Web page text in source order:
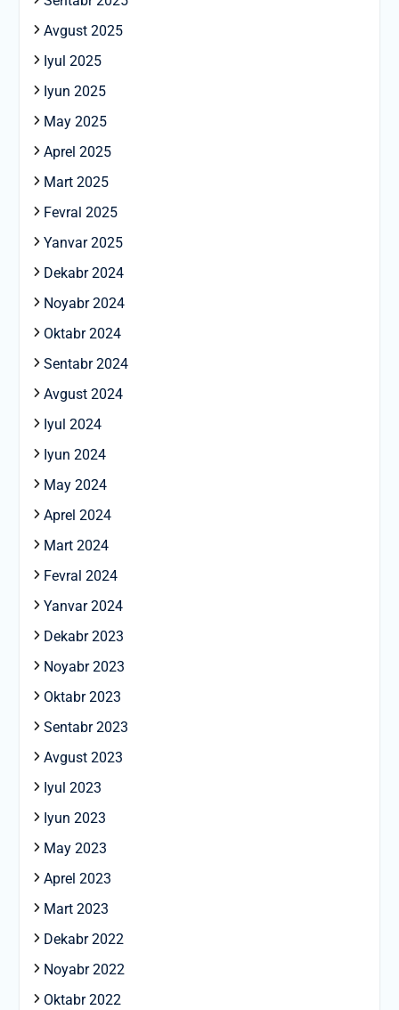
Avgust 2025
Iyul 2025
Iyun 2025
May 2025
Aprel 2025
Mart 2025
Fevral 2025
Yanvar 2025
Dekabr 2024
Noyabr 2024
Oktabr 2024
Sentabr 2024
Avgust 2024
Iyul 2024
Iyun 2024
May 2024
Aprel 2024
Mart 2024
Fevral 2024
Yanvar 2024
Dekabr 2023
Noyabr 2023
Oktabr 2023
Sentabr 2023
Avgust 2023
Iyul 2023
Iyun 2023
May 2023
Aprel 2023
Mart 2023
Dekabr 2022
Noyabr 2022
Oktabr 2022